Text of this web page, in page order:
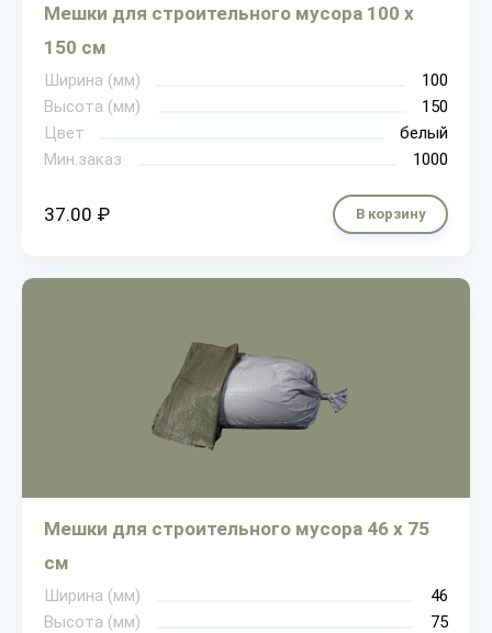
Мешки для строительного мусора 100 х
150 см
Ширина (мм)
100
Высота (мм)
150
Цвет
белый
Мин.заказ
1000
37.00 ₽ В корзину
Мешки для строительного мусора 46 х 75
см
Ширина (мм)
46
Высота (мм)
75